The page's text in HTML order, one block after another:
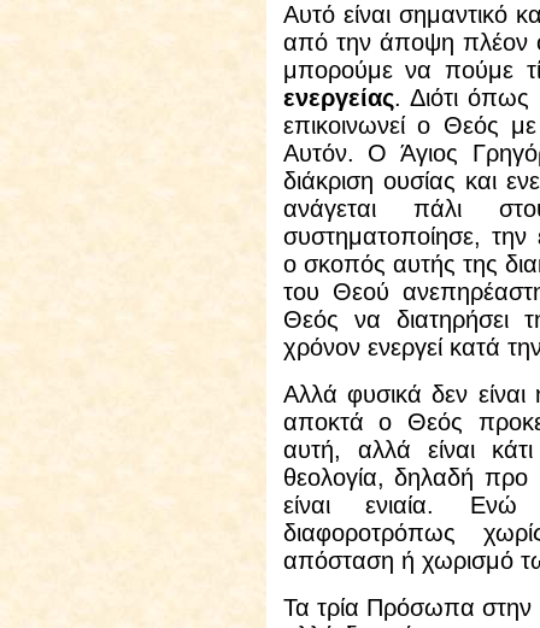
Αυτό είναι σημαντικό
από την άποψη πλέον
μπορούμε να πούμε
ενεργείας. Διότι όπως
επικοινωνεί ο Θεός
Αυτόν. Ο Άγιος
διάκριση ουσίας και
ανάγεται πάλι
συστηματοποίησε, την
ο σκοπός αυτής της
του Θεού
Θεός να διατηρήσει
χρόνον ενεργεί κατά
Αλλά φυσικά δεν
αποκτά ο Θεός
αυτή, αλλά είναι
θεολογία, δηλαδή προ
είναι ενιαία. Ενώ
διαφοροτρόπως
απόσταση ή χωρισμό
Τα τρία Πρόσωπα στην